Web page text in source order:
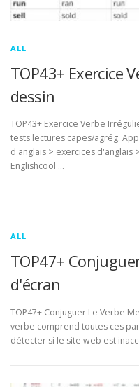
ALL
TOP43+ Exercice
dessin
TOP43+ Exercice Verbe
tests lectures capes/agrég.
d'anglais > exercices d'anglais
Englishcool …
ALL
TOP47+
d'écran
TOP47+ Conjuguer Le Verbe
verbe comprend toutes ces
détecter si le site web est